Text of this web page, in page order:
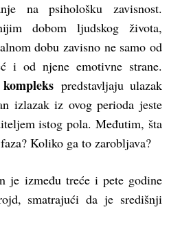
na psihološku zavisnost.
dobom ljudskog života,
dobu zavisno ne samo od
i od njene emotivne strane.
predstavljaju ulazak
izlazak iz ovog perioda jeste
istog pola. Međutim, šta
Koliko ga to zarobljava?
je između treće i pete godine
smatrajući da je središnji